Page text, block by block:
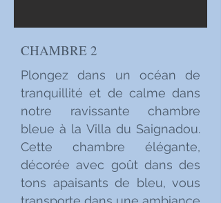
CHAMBRE 2
Plongez dans un océan de
tranquillité et de calme dans
notre ravissante chambre
bleue à la Villa du Saignadou.
Cette chambre élégante,
décorée avec goût dans des
tons apaisants de bleu, vous